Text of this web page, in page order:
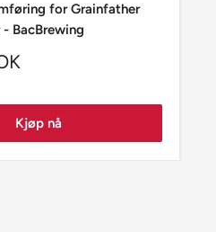
for Grainfather
BacBrewing
Kjøp nå